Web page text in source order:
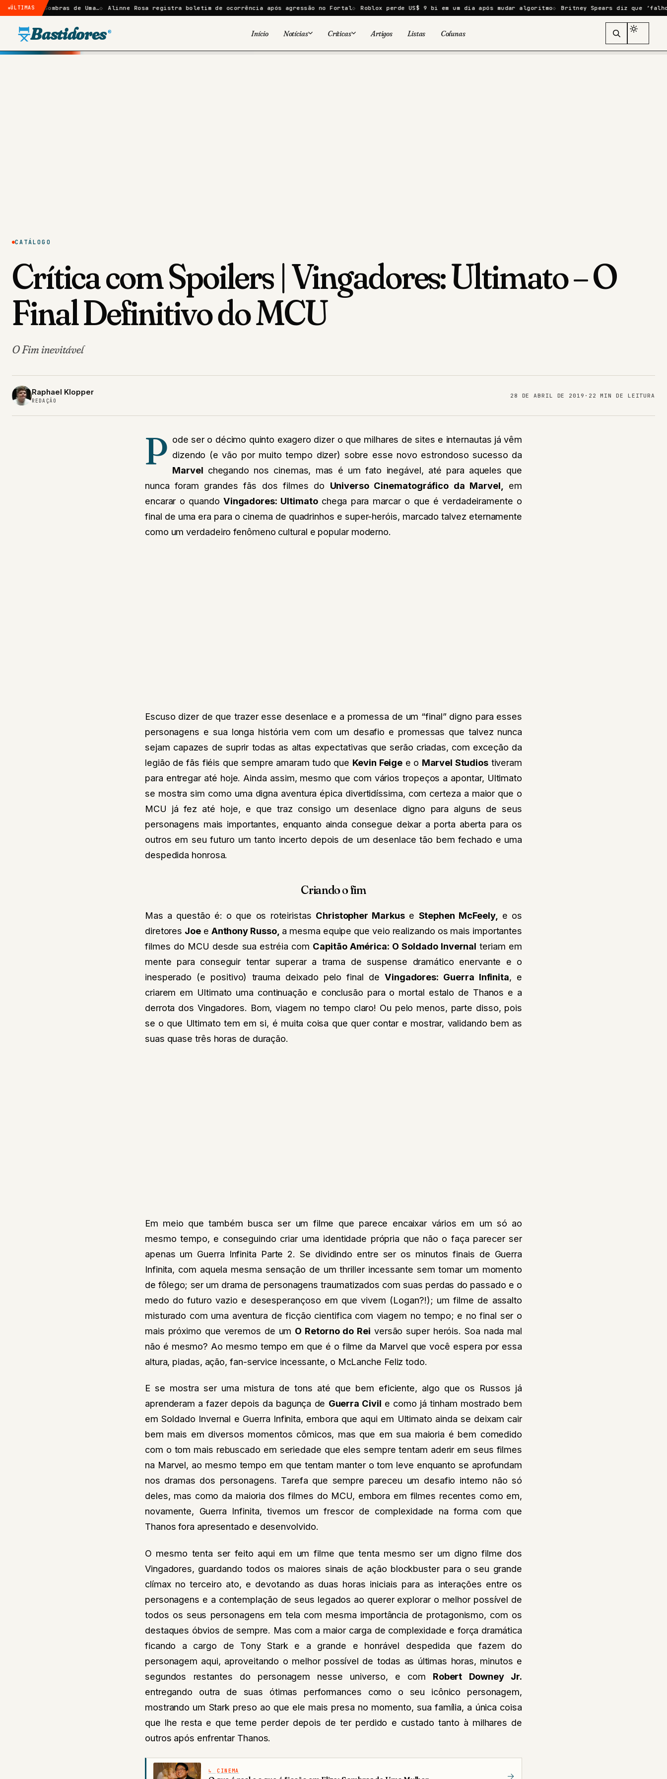
ÚLTIMAS
Sombras de Uma… Alinne Rosa registra boletim de ocorrência após agressão no Fortal Roblox perde US$ 9 bi em um dia após mudar algoritmo Britney Spears diz que ‘falhou
Bastidores ® Início Notícias Críticas Artigos Listas Colunas
CATÁLOGO
Crítica com Spoilers | Vingadores: Ultimato – O
Final Definitivo do MCU
O Fim inevitável
Raphael Klopper
REDAÇÃO
28 DE ABRIL DE 2019 · 22 MIN DE LEITURA
P ode ser o décimo quinto exagero dizer o que milhares de sites e internautas já vêm
dizendo (e vão por muito tempo dizer) sobre esse novo estrondoso sucesso da
Marvel chegando nos cinemas, mas é um fato inegável, até para aqueles que
nunca foram grandes fãs dos filmes do Universo Cinematográfico da Marvel, em
encarar o quando Vingadores: Ultimatochega para marcar o que é verdadeiramente o
final de uma era para o cinema de quadrinhos e super-heróis, marcado talvez eternamente
como um verdadeiro fenômeno cultural e popular moderno.
Escuso dizer de que trazer esse desenlace e a promessa de um “final” digno para esses
personagens e sua longa história vem com um desafio e promessas que talvez nunca
sejam capazes de suprir todas as altas expectativas que serão criadas, com exceção da
legião de fãs fiéis que sempre amaram tudo que Kevin Feige e o Marvel Studios tiveram
para entregar até hoje. Ainda assim, mesmo que com vários tropeços a apontar, Ultimato
se mostra sim como uma digna aventura épica divertidíssima, com certeza a maior que o
MCU já fez até hoje, e que traz consigo um desenlace digno para alguns de seus
personagens mais importantes, enquanto ainda consegue deixar a porta aberta para os
outros em seu futuro um tanto incerto depois de um desenlace tão bem fechado e uma
despedida honrosa.
Criando o fim
Mas a questão é: o que os roteiristas Christopher Markuse Stephen McFeely,
e os
diretores Joee Anthony Russo, a mesma equipe que veio realizando os mais importantes
filmes do MCU desde sua estréia com Capitão América: O Soldado Invernal teriam em
mente para conseguir tentar superar a trama de suspense dramático enervante e o
inesperado (e positivo) trauma deixado pelo final deVingadores: Guerra Infinita, e
criarem em Ultimato uma continuação e conclusão para o mortal estalo de Thanos e a
derrota dos Vingadores. Bom, viagem no tempo claro! Ou pelo menos, parte disso, pois
se o que Ultimato tem em si, é muita coisa que quer contar e mostrar, validando bem as
suas quase três horas de duração.
Em meio que também busca ser um filme que parece encaixar vários em um só ao
mesmo tempo, e conseguindo criar uma identidade própria que não o faça parecer ser
apenas um Guerra Infinita Parte 2. Se dividindo entre ser os minutos finais de Guerra
Infinita, com aquela mesma sensação de um thriller incessante sem tomar um momento
de fôlego; ser um drama de personagens traumatizados com suas perdas do passado e o
medo do futuro vazio e desesperançoso em que vivem (Logan?!); um filme de assalto
misturado com uma aventura de ficção cientifica com viagem no tempo; e no final ser o
mais próximo que veremos de um O Retorno do Rei versão super heróis. Soa nada mal
não é mesmo? Ao mesmo tempo em que é o filme da Marvel que você espera por essa
altura, piadas, ação, fan-service incessante, o McLanche Feliz todo.
E se mostra ser uma mistura de tons até que bem eficiente, algo que os Russos já
aprenderam a fazer depois da bagunça de Guerra Civil e como já tinham mostrado bem
em Soldado Invernal e Guerra Infinita, embora que aqui em Ultimato ainda se deixam cair
bem mais em diversos momentos cômicos, mas que em sua maioria é bem comedido
com o tom mais rebuscado em seriedade que eles sempre tentam aderir em seus filmes
na Marvel, ao mesmo tempo em que tentam manter o tom leve enquanto se aprofundam
nos dramas dos personagens. Tarefa que sempre pareceu um desafio interno não só
deles, mas como da maioria dos filmes do MCU, embora em filmes recentes como em,
novamente, Guerra Infinita, tivemos um frescor de complexidade na forma com que
Thanos fora apresentado e desenvolvido.
O mesmo tenta ser feito aqui em um filme que tenta mesmo ser um digno filme dos
Vingadores, guardando todos os maiores sinais de ação blockbuster para o seu grande
clímax no terceiro ato, e devotando as duas horas iniciais para as interações entre os
personagens e a contemplação de seus legados ao querer explorar o melhor possível de
todos os seus personagens em tela com mesma importância de protagonismo, com os
destaques óbvios de sempre. Mas com a maior carga de complexidade e força dramática
ficando a cargo de Tony Stark e a grande e honrável despedida que fazem do
personagem aqui, aproveitando o melhor possível de todas as últimas horas, minutos e
segundos restantes do personagem nesse universo, e com Robert Downey Jr.
entregando outra de suas ótimas performances como o seu icônico personagem,
mostrando um Stark preso ao que ele mais presa no momento, sua família, a única coisa
que lhe resta e que teme perder depois de ter perdido e custado tanto à milhares de
outros após enfrentar Thanos.
CINEMA
→